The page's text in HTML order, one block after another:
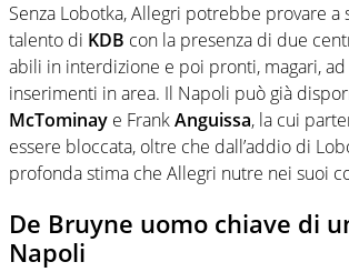
Senza Lobotka, Allegri potrebbe provare a
talento di KDB con la presenza di due
abili in interdizione e poi pronti, magari,
inserimenti in area. Il Napoli può già
McTominay e FrankAnguissa, la cui
essere bloccata, oltre che dall’addio di
profonda stima che Allegri nutre nei suoi
De Bruyne uomo chiave di
Napoli